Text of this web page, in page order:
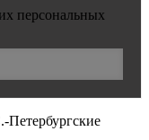
персональных